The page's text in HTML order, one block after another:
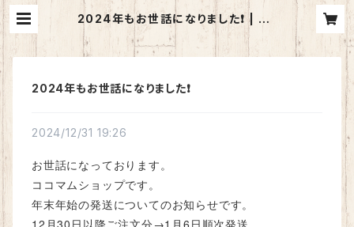
2024年もお世話になりました❗️ | Co
CoMum （ココマム）ショップ
2024年もお世話になりました❗️
2024/12/31 19:26
お世話になっております。
ココマムショップです。
年末年始の発送についてのお知らせです。
12月30日以降ご注文分→1月6日順次発送